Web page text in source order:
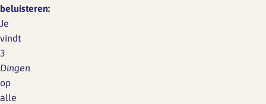
beluisteren:
Je
vindt
3
Dingen
op
alle